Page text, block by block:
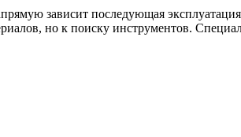
зависит последующая
но к поиску инструментов.